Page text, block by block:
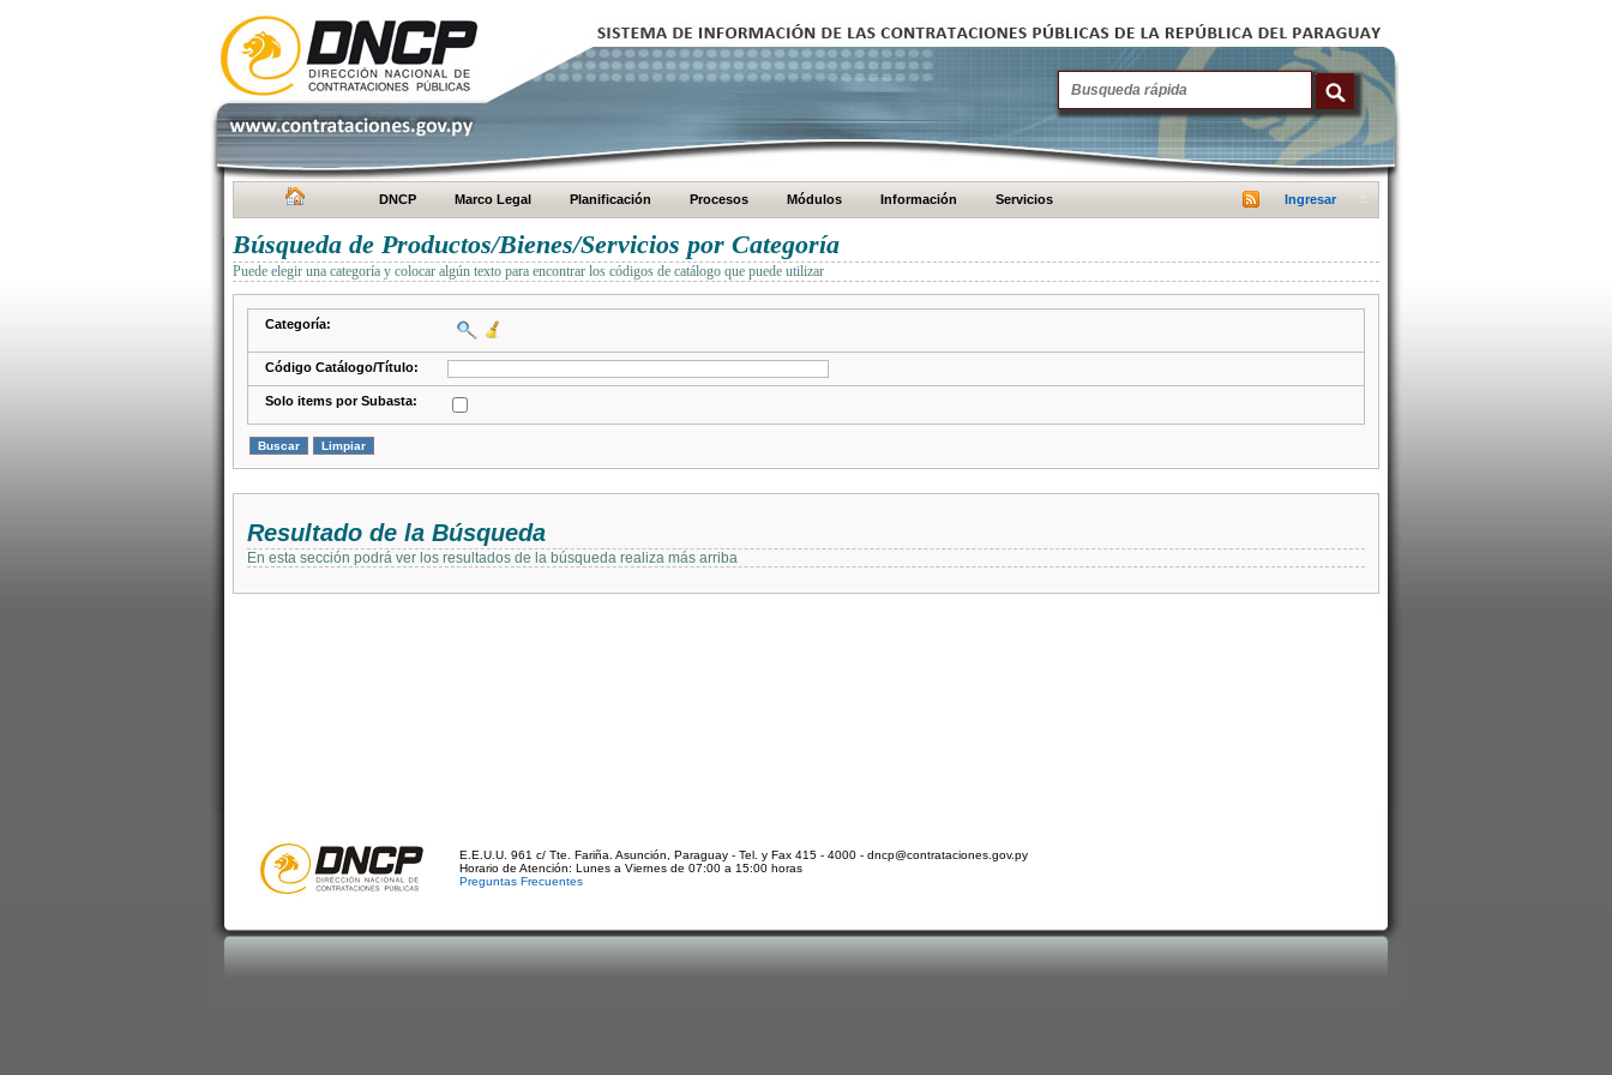
DNCP Marco Legal Planificación Procesos Módulos Información Servicios Ingresar
Búsqueda de Productos/Bienes/Servicios por Categoría
Puede elegir una categoría y colocar algún texto para encontrar los códigos de catálogo que puede utilizar
Categoría:
Código Catálogo/Título:
Solo items por Subasta:
Resultado de la Búsqueda
En esta sección podrá ver los resultados de la búsqueda realiza más arriba
E.E.U.U. 961 c/ Tte. Fariña. Asunción, Paraguay - Tel. y Fax 415 - 4000 - dncp@contrataciones.gov.py
Horario de Atención: Lunes a Viernes de 07:00 a 15:00 horas
Preguntas Frecuentes